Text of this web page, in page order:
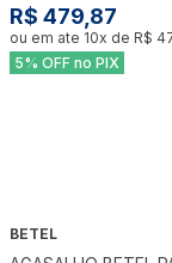
R$ 479,87
ou em ate 10x de R$
5% OFF no PIX
BETEL